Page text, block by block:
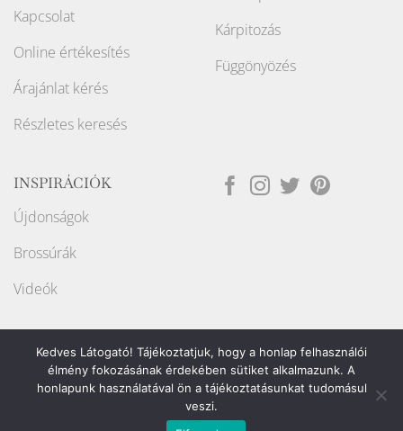
Kapcsolat
Online értékesítés
Árajánlat kérés
Részletes keresés
Kárpitozás
Függönyözés
INSPIRÁCIÓK
Újdonságok
Brossúrák
Videók
Weboldalt készítette:
Kedves Látogató! Tájékoztatjuk, hogy a honlap felhasználói
élmény fokozásának érdekében sütiket alkalmazunk. A
honlapunk használatával ön a tájékoztatásunkat tudomásul
veszi.